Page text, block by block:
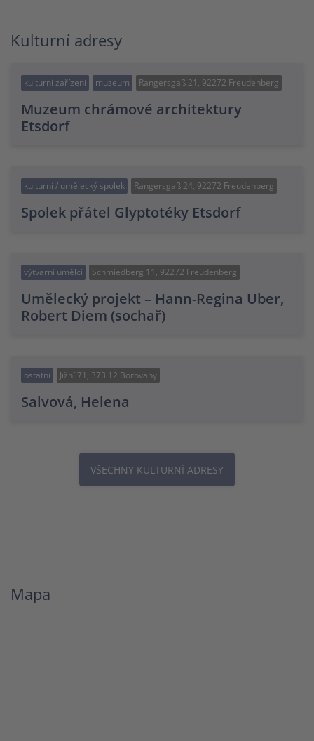
Kulturní adresy
kulturní zařízení muzeum Rangersgaß 21, 92272 Freudenberg
Muzeum chrámové architektury
Etsdorf
kulturní / umělecký spolek Rangersgaß 24, 92272 Freudenberg
Spolek přátel Glyptotéky Etsdorf
výtvarní umělci Schmiedberg 11, 92272 Freudenberg
Umělecký projekt – Hann-Regina Uber,
Robert Diem (sochař)
ostatní Jižní 71, 373 12 Borovany
Salvová, Helena
VŠECHNY KULTURNÍ ADRESY
Mapa